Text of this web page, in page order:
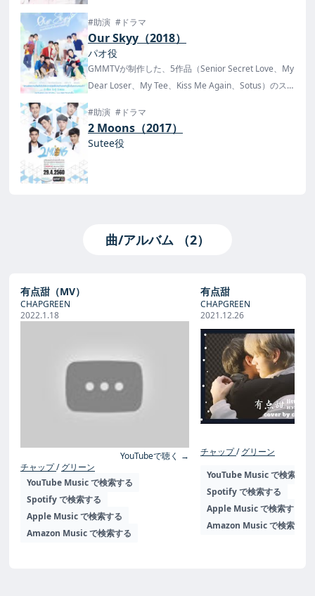
#助演 #ドラマ
Our Skyy（2018）
パオ役
GMMTVが制作した、5作品（Senior Secret Love、My
Dear Loser、My Tee、Kiss Me Again、Sotus）のス
2021年3月31日にDVDセットが発売！
#助演 #ドラマ
2 Moons（2017）
Sutee役
曲/アルバム （2）
有点甜（MV）
CHAPGREEN
2022.1.18
YouTubeで聴く →
チャップ グリーン
YouTube Music で検索する
Spotify で検索する
Apple Music で検索する
Amazon Music で検索する
有点甜
CHAPGREEN
2021.12.26
チャップ グリーン
YouTube Music で検索する
Spotify で検索する
Apple Music で検索する
Amazon Music で検索する